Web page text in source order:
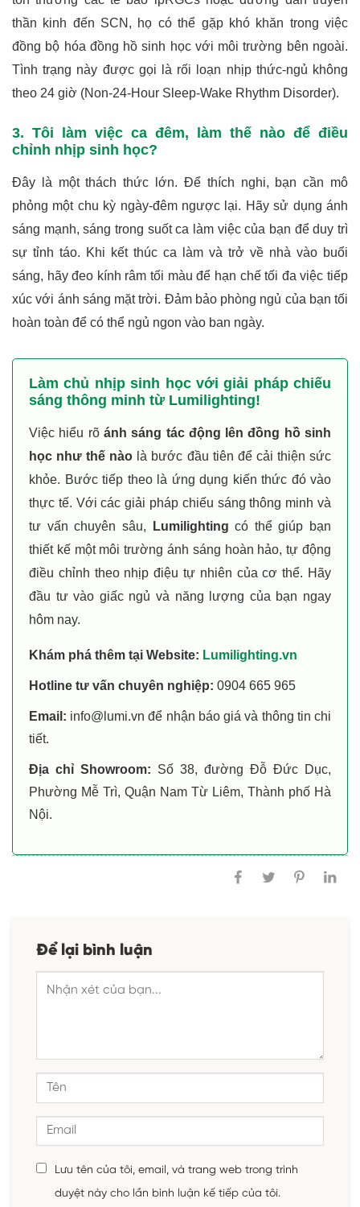
thần kinh đến SCN, họ có thể gặp khó khăn trong việc
đồng bộ hóa đồng hồ sinh học với môi trường bên ngoài.
Tình trạng này được gọi là rối loạn nhịp thức-ngủ không
theo 24 giờ (Non-24-Hour Sleep-Wake Rhythm Disorder).
3. Tôi làm việc ca đêm, làm thế nào để điều
chỉnh nhịp sinh học?
Đây là một thách thức lớn. Để thích nghi, bạn cần mô
phỏng một chu kỳ ngày-đêm ngược lại. Hãy sử dụng ánh
sáng mạnh, sáng trong suốt ca làm việc của bạn để duy trì
sự tỉnh táo. Khi kết thúc ca làm và trở về nhà vào buổi
sáng, hãy đeo kính râm tối màu để hạn chế tối đa việc tiếp
xúc với ánh sáng mặt trời. Đảm bảo phòng ngủ của bạn tối
hoàn toàn để có thể ngủ ngon vào ban ngày.
Làm chủ nhịp sinh học với giải pháp chiếu
sáng thông minh từ Lumilighting!
Việc hiểu rõ ánh sáng tác động lên đồng hồ sinh
học như thế nào là bước đầu tiên để cải thiện sức
khỏe. Bước tiếp theo là ứng dụng kiến thức đó vào
thực tế. Với các giải pháp chiếu sáng thông minh và
tư vấn chuyên sâu,
Lumilighting có thể giúp bạn
thiết kế một môi trường ánh sáng hoàn hảo, tự động
điều chỉnh theo nhịp điệu tự nhiên của cơ thể. Hãy
đầu tư vào giấc ngủ và năng lượng của bạn ngay
hôm nay.
Khám phá thêm tại Website: Lumilighting.vn
Hotline tư vấn chuyên nghiệp: 0904 665 965
Email: info@lumi.vn để nhận báo giá và thông tin chi
tiết.
Địa chỉ Showroom: Số 38, đường Đỗ Đức Dục,
Phường Mễ Trì, Quận Nam Từ Liêm, Thành phố Hà
Nội.
Để lại bình luận
Lưu tên của tôi, email, và trang web trong trình
duyệt này cho lần bình luận kế tiếp của tôi.